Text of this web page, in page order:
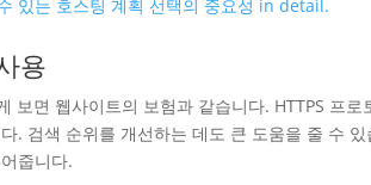
용
보면 웹사이트의 보험과 같습니다. HTTPS 프
. 검색 순위를 개선하는 데도 큰 도움을 줄 수
줍니다.